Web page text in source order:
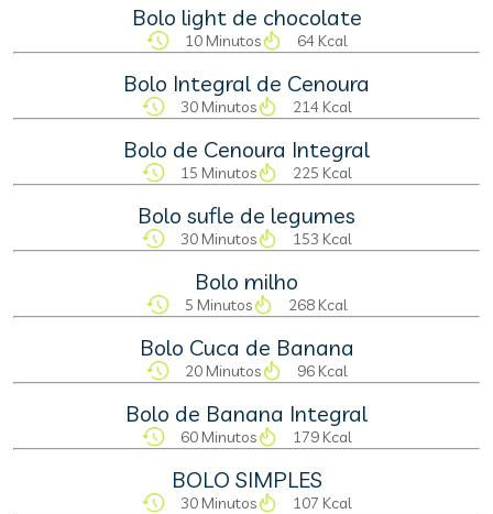
Bolo light de chocolate
10 Minutos 64 Kcal
Bolo Integral de Cenoura
30 Minutos 214 Kcal
Bolo de Cenoura Integral
15 Minutos 225 Kcal
Bolo sufle de legumes
30 Minutos 153 Kcal
Bolo milho
5 Minutos 268 Kcal
Bolo Cuca de Banana
20 Minutos 96 Kcal
Bolo de Banana Integral
60 Minutos 179 Kcal
BOLO SIMPLES
30 Minutos 107 Kcal